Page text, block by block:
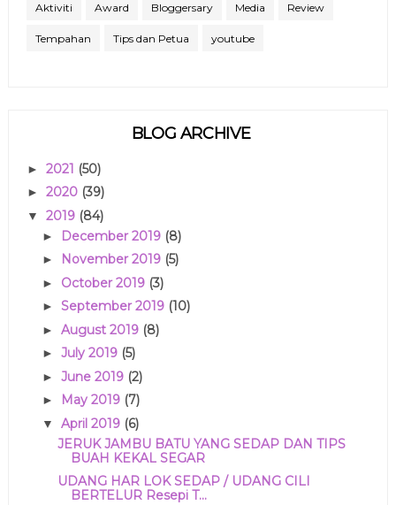
Aktiviti Award Bloggersary Media Review
Tempahan Tips dan Petua youtube
BLOG ARCHIVE
► 2021 (50)
► 2020 (39)
▼ 2019 (84)
► December 2019 (8)
► November 2019 (5)
► October 2019 (3)
► September 2019 (10)
► August 2019 (8)
► July 2019 (5)
► June 2019 (2)
► May 2019 (7)
▼ April 2019 (6)
JERUK JAMBU BATU YANG SEDAP DAN TIPS
BUAH KEKAL SEGAR
UDANG HAR LOK SEDAP / UDANG CILI
BERTELUR Resepi T...